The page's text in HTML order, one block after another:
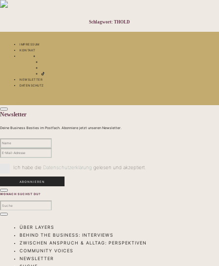
Schlagwort: THOLD
IMPRESSUM
KONTAKT
NEWSLETTER
DATENSCHUTZ
Newsletter
Deine Business Besties im Postfach. Abonniere jetzt unseren Newsletter.
Ich habe die Datenschutzerklärung gelesen und akzeptiert.
WONACH SUCHST DU?
ÜBER LAYERS
BEHIND THE BUSINESS: INTERVIEWS
ZWISCHEN ANSPRUCH & ALLTAG: PERSPEKTIVEN
COMMUNITY VOICES
NEWSLETTER